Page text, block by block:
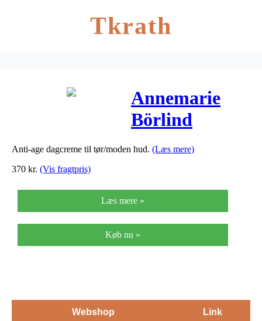
Tkrath
Annemarie
Börlind
System
Aging Day
Cream – 50 ml
Anti-age dagcreme til tør/moden hud. (Læs mere)
370 kr. (Vis fragtpris)
Læs mere »
Køb nu »
Webshop Link